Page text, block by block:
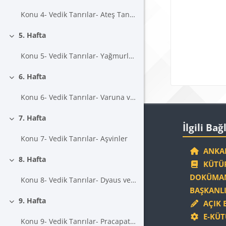
Konu 4- Vedik Tanrılar- Ateş Tanrısı Agni
Daralt
5. Hafta
Konu 5- Vedik Tanrılar- Yağmurlu Şimşek Tanrısı İndra
Daralt
6. Hafta
Konu 6- Vedik Tanrılar- Varuna ve Soma
Daralt
7. Hafta
Konu 7- Vedik Tanrılar- Aşvinler
Daralt
8. Hafta
Konu 8- Vedik Tanrılar- Dyaus ve Marutlar
Daralt
9. Hafta
Konu 9- Vedik Tanrılar- Pracapati ve Prithivi
İlgili
AÇIK
E-